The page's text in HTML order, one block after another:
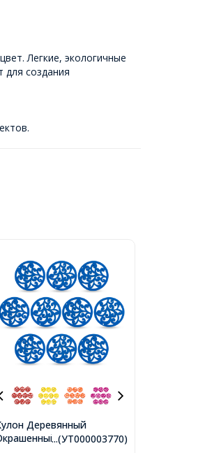
Легкие, экологичные
для создания
...(УТ000003770)
Деревянный
Круглый